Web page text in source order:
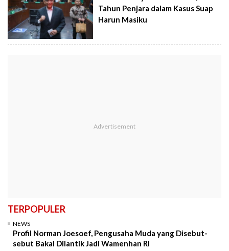
Tahun Penjara dalam Kasus Suap
Harun Masiku
TERPOPULER
NEWS
Profil Norman Joesoef, Pengusaha Muda yang Disebut-
sebut Bakal Dilantik Jadi Wamenhan RI